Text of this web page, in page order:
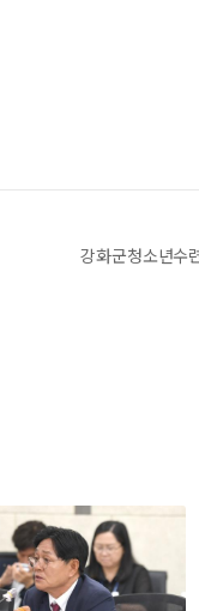
강화군청소년수